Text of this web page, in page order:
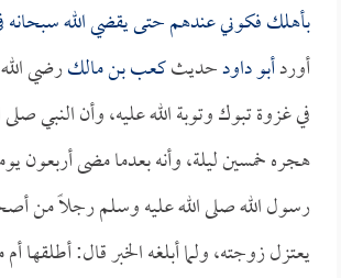
بأهلك فكوني عندهم حتى يقضي الله سبحانه
أوردأبو داودحديثكعب بن مالكرضي
في غزوة تبوك وتوبة الله عليه، وأن النبي
هجره خمسين ليلة، وأنه بعدما مضى أربعون
رسول الله صلى الله عليه وسلم رجلاً من
يعتزل زوجته، ولما أبلغه الخبر قال: أطلقها